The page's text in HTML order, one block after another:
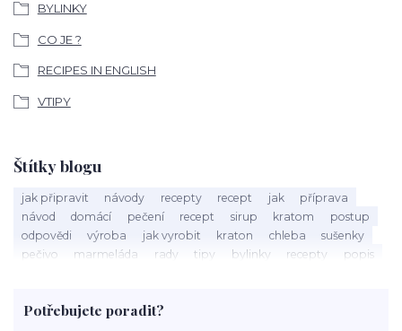
BYLINKY
CO JE ?
RECIPES IN ENGLISH
VTIPY
Štítky blogu
jak připravit návody recepty recept jak
příprava
návod
domácí pečení recept sirup kratom
postup
odpovědi
výroba jak vyrobit kraton chleba
sušenky
pečivo
marmeláda rady tipy bylinky recepty
popis
rohlíky
grilování čaj
Potřebujete poradit?